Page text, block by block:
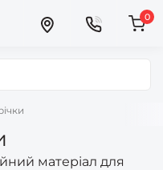
0
матеріал для